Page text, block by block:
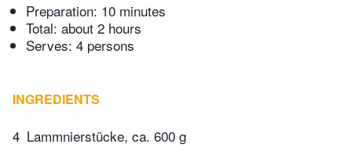
Preparation: 10 minutes
Total: about 2 hours
Serves: 4 persons
INGREDIENTS
4 Lammnierstücke, ca. 600 g